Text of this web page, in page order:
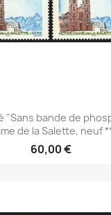
"Sans bande de
de la Salette, neuf
60,00 €